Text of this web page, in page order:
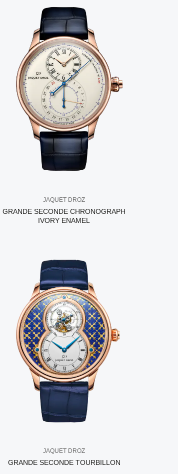
JAQUET DROZ
GRANDE SECONDE CHRONOGRAPH
IVORY ENAMEL
JAQUET DROZ
GRANDE SECONDE TOURBILLON